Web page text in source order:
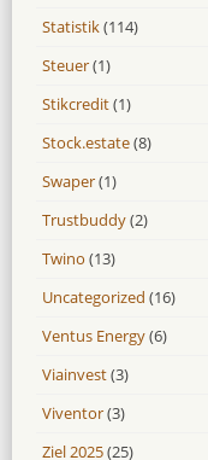
Statistik(114)
Steuer(1)
Stikcredit(1)
Stock.estate(8)
Swaper(1)
Trustbuddy(2)
Twino (13)
Uncategorized (16)
Ventus Energy(6)
Viainvest(3)
Viventor(3)
Ziel 2025(25)